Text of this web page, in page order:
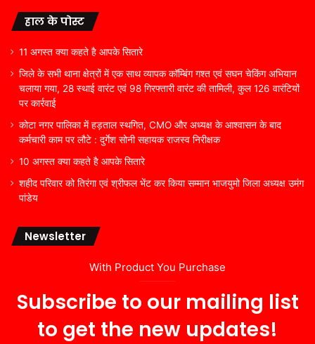
हाल के पोस्ट
11 अगस्त क्या कहते है आपके सितारे
जिले के सभी थाना क्षेत्रों में एक साथ व्यापक कॉम्बिंग गश्त एवं सघन चेकिंग अभियान
चलाया गया, 28 स्थाई वारंट एवं 98 गिरफ्तारी वारंट की तामिली, कुल 126 वारंटियों
पर कार्रवाई
कोटा नगर पालिका में हड़ताल स्थगित, CMO और अध्यक्ष के आश्वासन के बाद
कर्मचारी काम पर लौटे : दुर्गेश सोनी सहायक राजस्व निरीक्षक
10 अगस्त क्या कहते है आपके सितारे
शहीद परिवार को तिरंगा एवं श्रीफल भेंट कर किया सम्मान भाजयुमो जिला अध्यक्ष उमंग
पांडेय
Newsletter
With Product You Purchase
Subscribe to our mailing list
to get the new updates!